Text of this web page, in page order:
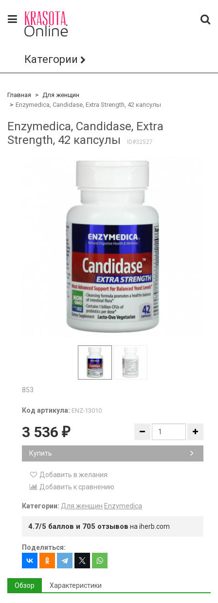
Категории
Главная
Для женщин
Enzymedica, Candidase, Extra Strength, 42 капсулы
Enzymedica, Candidase, Extra
Strength, 42 капсулы
ID#32527
853
Код артикула: ENZ-13010
3 536 ₽
Купить
Добавить в желания
Добавить к сравнению
Категории: Для женщин Enzymedica
4.7/5 баллов и 705 отзывов на iherb.com
Поделиться:
Обзор Характеристики